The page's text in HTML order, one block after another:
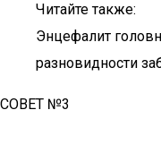
Читайте также:
Энцефалит
разновидности
СОВЕТ №3